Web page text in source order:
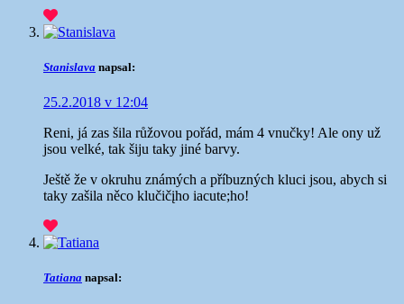
Stanislava napsal:
25.2.2018 v 12:04
Reni, já zas šila růžovou pořád, mám 4 vnučky! Ale ony už
jsou velké, tak šiju taky jiné barvy.
Ještě že v okruhu známých a příbuzných kluci jsou, abych si
taky zašila něco klučičįho iacute;ho!
Tatiana napsal: